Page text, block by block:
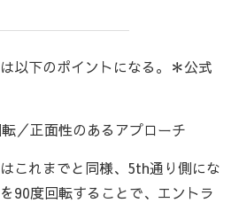
以下のポイントになる。＊公式
／正面性のあるアプローチ
これまでと同様、5th通り側にな
90度回転することで、エントラ